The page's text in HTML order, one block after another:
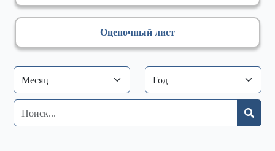
Оценочный лист